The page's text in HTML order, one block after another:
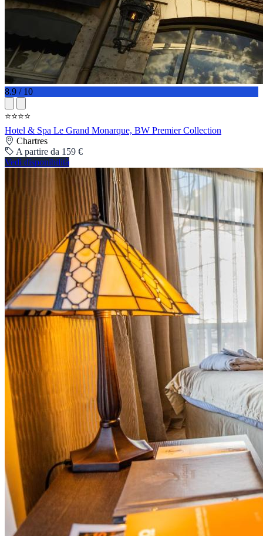
8.9 / 10
⭐⭐⭐⭐
Hotel & Spa Le Grand Monarque, BW Premier Collection
Chartres
A partire da 159 €
Vedi disponibilità